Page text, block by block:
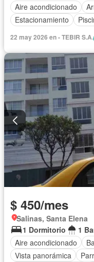
Aire acondicionado
Estacionamiento
22 may 2026 en - TEBIR S.A.
$ 450/mes
Salinas, Santa Elena
1 Dormitorio
1
Aire acondicionado
Vista panorámica